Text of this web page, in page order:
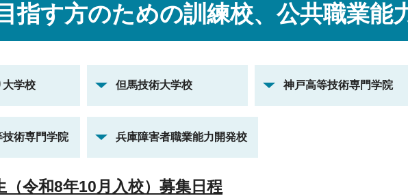
指す方のための訓練校、公共職業能
大学校 但馬技術大学校 神戸高等技術専門学院
術専門学院 兵庫障害者職業能力開発校
（令和8年10月入校）募集日程